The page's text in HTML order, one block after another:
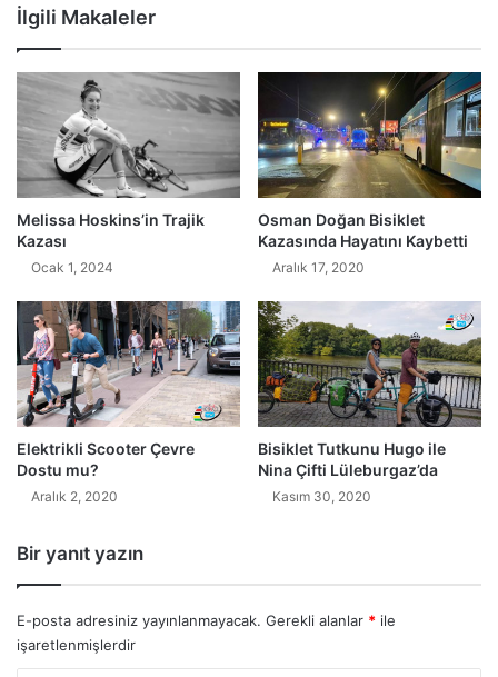
İlgili Makaleler
Melissa Hoskins’in Trajik
Kazası
Ocak 1, 2024
Osman Doğan Bisiklet
Kazasında Hayatını Kaybetti
Aralık 17, 2020
Elektrikli Scooter Çevre
Dostu mu?
Aralık 2, 2020
Bisiklet Tutkunu Hugo ile
Nina Çifti Lüleburgaz’da
Kasım 30, 2020
Bir yanıt yazın
E-posta adresiniz yayınlanmayacak. Gerekli alanlar * ile
işaretlenmişlerdir